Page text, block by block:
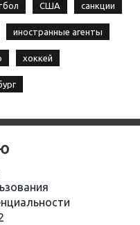
США санкции
иностранные агенты
хоккей